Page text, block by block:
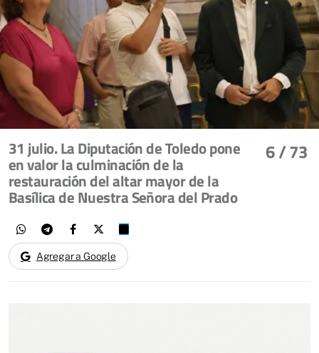
6/ 73
31 julio. La Diputación de Toledo pone
en valor la culminación de la
restauración del altar mayor de la
Basílica de Nuestra Señora del Prado
Agregar a Google